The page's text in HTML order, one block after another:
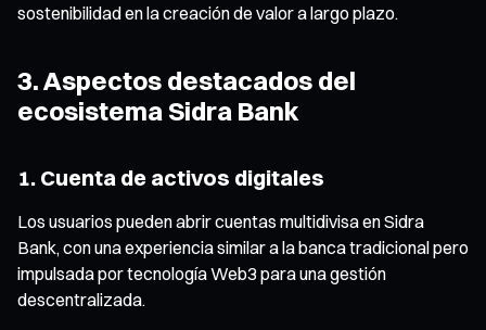
sostenibilidad en la creación de valor a largo plazo.
3. Aspectos destacados del
ecosistema Sidra Bank
1. Cuenta de activos digitales
Los usuarios pueden abrir cuentas multidivisa en Sidra
Bank, con una experiencia similar a la banca tradicional pero
impulsada por tecnología Web3 para una gestión
descentralizada.